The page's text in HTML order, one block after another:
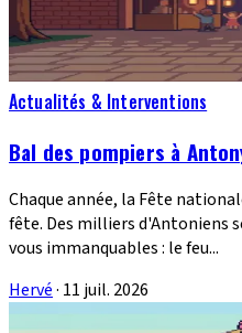
Actualités & Interventions
Bal des pompiers à
Chaque année, la Fête
fête. Des milliers d'Antoniens
vous immanquables : le feu...
Hervé· 11 juil. 2026